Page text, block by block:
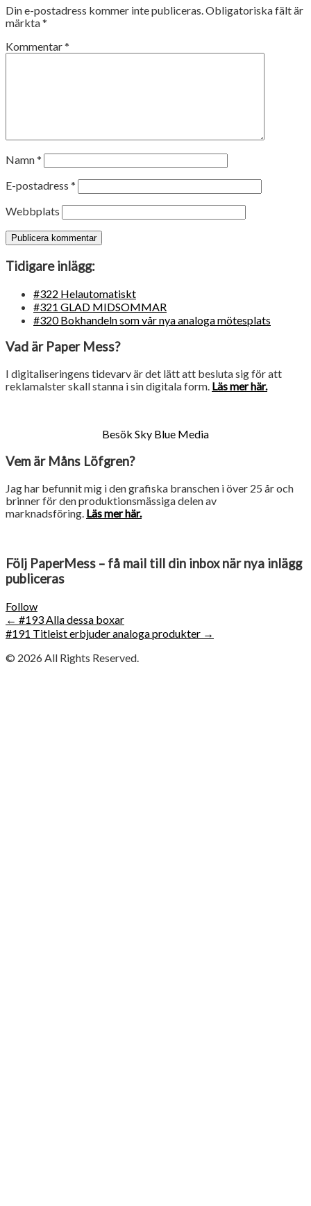
Din e-postadress kommer inte publiceras.Obligatoriska fält är
märkta*
Kommentar*
Namn*
E-postadress *
Webbplats
Tidigare inlägg:
#322 Helautomatiskt
#321 GLAD MIDSOMMAR
#320 Bokhandeln som vår nya analoga mötesplats
Vad är Paper Mess?
I digitaliseringens tidevarv är det lätt att besluta sig för att
reklamalster skall stanna i sin digitala form. Läs mer här.
Besök Sky Blue Media
Vem är Måns Löfgren?
Jag har befunnit mig i den grafiska branschen i över 25 år och
brinner för den produktionsmässiga delen av
marknadsföring. Läs mer här.
Följ PaperMess – få mail till din inbox när nya inlägg
publiceras
Follow
Post
navigation
← #193 Alla dessa boxar
#191 Titleist erbjuder analoga produkter →
© 2026All Rights Reserved.